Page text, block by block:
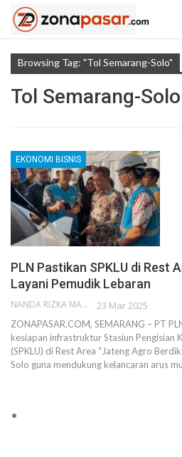
Browsing Tag: "Tol Semarang-Solo"
Tol Semarang-Solo
EKONOMI BISNIS
PLN Pastikan SPKLU di Rest
Layani Pemudik Lebaran
NANDA RIZKA MAHENDRA 23 Mar 2025
ZONAPASAR.COM, SEMARANG – PT
kesiapan infrastruktur Stasiun Pengisian
(SPKLU) di Rest Area “Jateng Agro
Solo guna mendukung kelancaran arus